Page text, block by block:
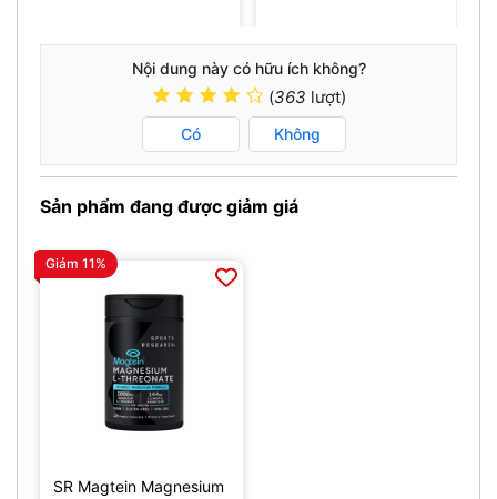
Nội dung này có hữu ích không?
(363 lượt)
Có Không
Sản phẩm đang được giảm giá
Giảm 11%
SR Magtein Magnesium